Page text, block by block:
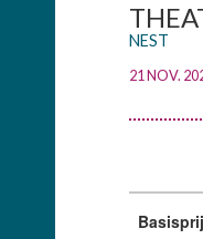
NEST
21 NOV.